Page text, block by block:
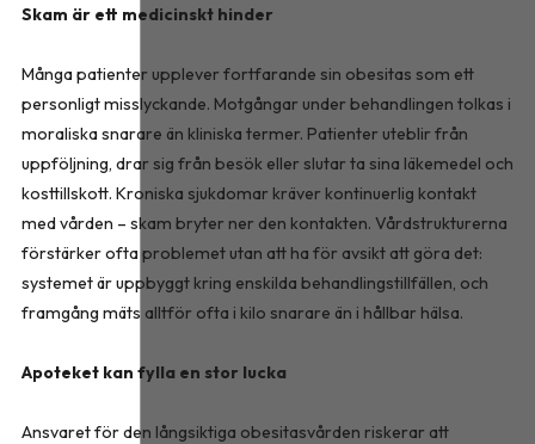
Skam är ett medicinskt hinder
Många patienter upplever fortfarande sin obesitas som ett
personligt misslyckande. Motgångar under behandlingen tolkas i
moraliska snarare än kliniska termer. Patienter uteblir från
uppföljning, drar sig från besök eller slutar ta sina läkemedel och
kosttillskott. Kroniska sjukdomar kräver kontinuerlig kontakt
med vården – skam bryter ner den kontakten. Vårdstrukturerna
förstärker ofta problemet utan att ha för avsikt att göra det:
systemet är uppbyggt kring enskilda behandlingstillfällen, och
framgång mäts alltför ofta i kilo snarare än i hållbar hälsa.
Apoteket kan fylla en stor lucka
Ansvaret för den långsiktiga obesitasvården riskerar att